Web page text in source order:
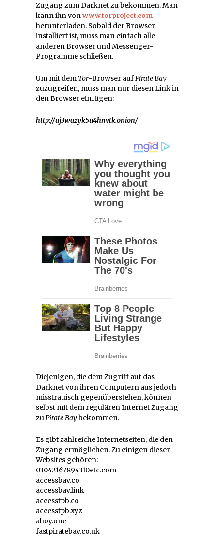
Zugang zum Darknet zu bekommen. Man
kann ihn vonwww.torproject.com
herunterladen. Sobald der Browser
installiert ist, muss man einfach alle
anderen Browser und Messenger-
Programme schließen.
Um mit dem Tor-Browser aufPirate Bay
zuzugreifen, muss man nur diesen Link in
den Browser einfügen:
http://uj3wazyk5u4hnvtk.onion/
Diejenigen, die dem Zugriff auf das
Darknet von ihren Computern aus jedoch
misstrauisch gegenüberstehen, können
selbst mit dem regulären Internet Zugang
zuPirate Baybekommen.
Es gibt zahlreiche Internetseiten, die den
Zugang ermöglichen. Zu einigen dieser
Websites gehören:
03042167894310etc.com
accessbay.co
accessbay.link
accesstpb.co
accesstpb.xyz
ahoy.one
fastpiratebay.co.uk